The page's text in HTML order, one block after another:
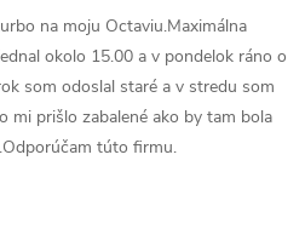
na moju Octaviu.Maximálna
okolo 15.00 a v pondelok ráno o
som odoslal staré a v stredu som
mi prišlo zabalené ako by tam bola
túto firmu.